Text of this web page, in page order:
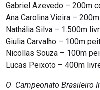
Gabriel Azevedo – 200m
Ana Carolina Vieira –
Nathália Silva – 1.500m
Giulia Carvalho – 100m
Nicollas Souza – 100m
Lucas Peixoto – 400m
O Campeonato Brasileiro